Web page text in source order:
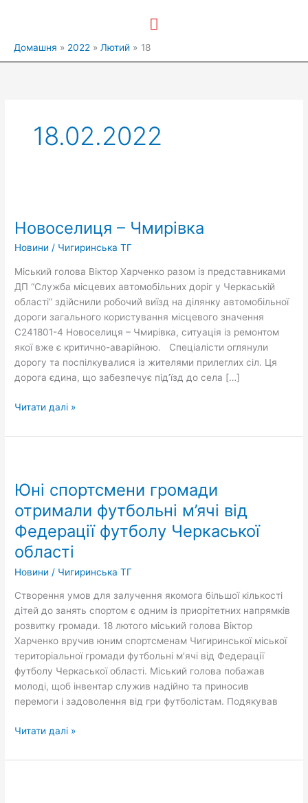
Головне
меню
Домашня 2022 Лютий 18
18.02.2022
Новоселиця – Чмирівка
Новини / Чигиринська ТГ
Міський голова Віктор Харченко разом із представниками
ДП “Служба місцевих автомобільних доріг у Черкаській
області” здійснили робочий виїзд на ділянку автомобільної
дороги загального користування місцевого значення
С241801-4 Новоселиця – Чмирівка, ситуація із ремонтом
якої вже є критично-аварійною. Спеціалісти оглянули
дорогу та поспілкувалися із жителями прилеглих сіл. Ця
дорога єдина, що забезпечує під’їзд до села […]
Чмирівка
Читати далі »
Юні спортсмени громади
отримали футбольні м’ячі від
Федерації футболу Черкаської
області
Новини / Чигиринська ТГ
Створення умов для залучення якомога більшої кількості
дітей до занять спортом є одним із приорітетних напрямків
розвитку громади. 18 лютого міський голова Віктор
Харченко вручив юним спортсменам Чигиринської міської
територіальної громади футбольні м’ячі від Федерації
футболу Черкаської області. Міський голова побажав
молоді, щоб інвентар служив надійно та приносив
перемоги і задоволення від гри футболістам. Подякував
громади
футбольні
м’ячі
від
футболу
Черкаської
області
Читати далі »